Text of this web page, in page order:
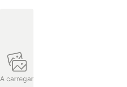
A carregar